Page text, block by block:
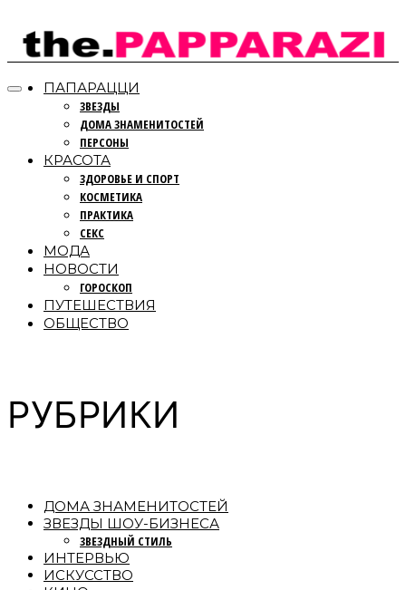
ПАПАРАЦЦИ
ЗВЕЗДЫ
ДОМА ЗНАМЕНИТОСТЕЙ
ПЕРСОНЫ
КРАСОТА
ЗДОРОВЬЕ И СПОРТ
КОСМЕТИКА
ПРАКТИКА
СЕКС
МОДА
НОВОСТИ
ГОРОСКОП
ПУТЕШЕСТВИЯ
ОБЩЕСТВО
РУБРИКИ
ДОМА ЗНАМЕНИТОСТЕЙ
ЗВЕЗДЫ ШОУ-БИЗНЕСА
ЗВЕЗДНЫЙ СТИЛЬ
ИНТЕРВЬЮ
ИСКУССТВО